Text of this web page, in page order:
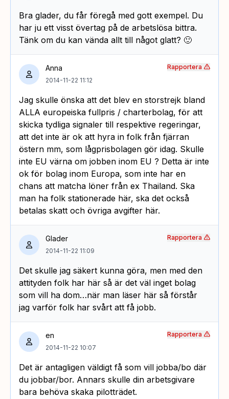
Bra glader, du får föregå med gott exempel. Du
har ju ett visst övertag på de arbetslösa bittra.
Tänk om du kan vända allt till något glatt? 🙂
Anna
2014-11-22 11:12
Jag skulle önska att det blev en storstrejk bland
ALLA europeiska fullpris / charterbolag, för att
skicka tydliga signaler till respektive regeringar,
att det inte är ok att hyra in folk från fjärran
östern mm, som lågprisbolagen gör idag. Skulle
inte EU värna om jobben inom EU ? Detta är inte
ok för bolag inom Europa, som inte har en
chans att matcha löner från ex Thailand. Ska
man ha folk stationerade här, ska det också
betalas skatt och övriga avgifter här.
Rapportera
Glader
2014-11-22 11:09
Det skulle jag säkert kunna göra, men med den
attityden folk har här så är det väl inget bolag
som vill ha dom…när man läser här så förstår
jag varför folk har svårt att få jobb.
Rapportera
en
2014-11-22 10:07
Det är antagligen väldigt få som vill jobba/bo där
du jobbar/bor. Annars skulle din arbetsgivare
bara behöva skaka pilotträdet.
Rapportera